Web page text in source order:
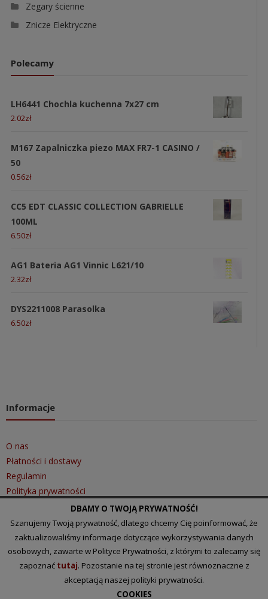
Zegary ścienne
Znicze Elektryczne
Polecamy
LH6441 Chochla kuchenna 7x27 cm
2.02zł
M167 Zapalniczka piezo MAX FR7-1 CASINO /
50
0.56zł
CC5 EDT CLASSIC COLLECTION GABRIELLE
100ML
6.50zł
AG1 Bateria AG1 Vinnic L621/10
2.32zł
DYS2211008 Parasolka
6.50zł
Informacje
O nas
Płatności i dostawy
Regulamin
Polityka prywatności
Szybki kontakt
Tel.: 510 097 101
biuro@lakihurt.pl
DBAMY O TWOJĄ PRYWATNOŚĆ!
Szanujemy Twoją prywatność, dlatego chcemy Cię poinformować, że
zaktualizowaliśmy informacje dotyczące wykorzystywania danych
osobowych, zawarte w Polityce Prywatności, z którymi to zalecamy się
zapoznać tutaj. Pozostanie na tej stronie jest równoznaczne z
akceptacją naszej polityki prywatności.
COOKIES